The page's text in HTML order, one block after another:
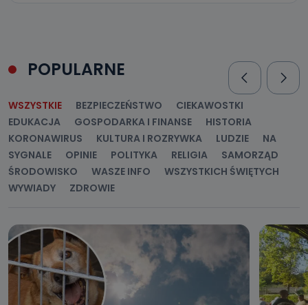
POPULARNE
WSZYSTKIE BEZPIECZEŃSTWO
CIEKAWOSTKI
EDUKACJA
GOSPODARKA I FINANSE
HISTORIA
KORONAWIRUS
KULTURA I ROZRYWKA LUDZIE
NA
SYGNALE
OPINIE POLITYKA RELIGIA
SAMORZĄD
ŚRODOWISKO
WASZE INFO
WSZYSTKICH ŚWIĘTYCH
WYWIADY
ZDROWIE